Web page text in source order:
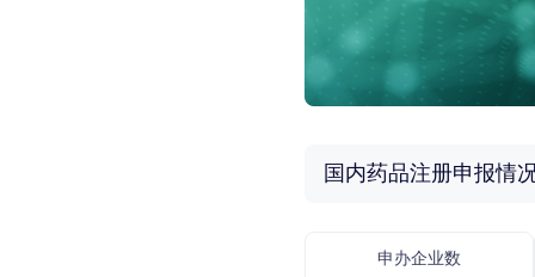
国内药品注册申报情
申办企业数